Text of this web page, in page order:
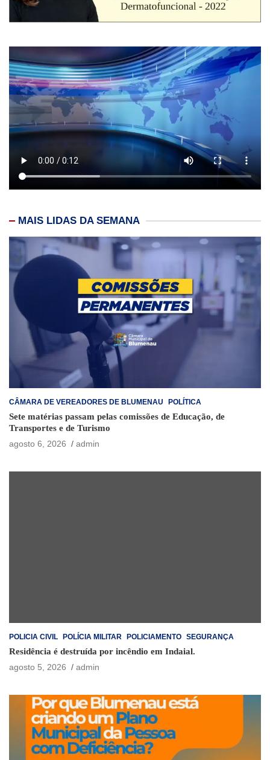
MAIS LIDAS DA SEMANA
CÂMARA DE VEREADORES DE BLUMENAU POLÍTICA
Sete matérias passam pelas comissões de Educação, de
Transportes e de Turismo
agosto 6, 2026
admin
POLICIA CIVIL POLÍCIA MILITAR POLICIAMENTO SEGURANÇA
Residência é destruída por incêndio em Indaial.
agosto 5, 2026
admin